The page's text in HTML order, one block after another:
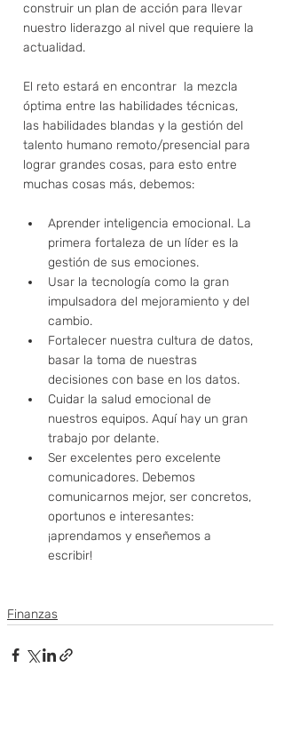
construir un plan de acción para llevar
nuestro liderazgo al nivel que requiere la
actualidad.
El reto estará en encontrar  la mezcla
óptima entre las habilidades técnicas,
las habilidades blandas y la gestión del
talento humano remoto/presencial para
lograr grandes cosas, para esto entre
muchas cosas más, debemos:
Aprender inteligencia emocional. La
primera fortaleza de un líder es la
gestión de sus emociones.
Usar la tecnología como la gran
impulsadora del mejoramiento y del
cambio.
Fortalecer nuestra cultura de datos,
basar la toma de nuestras
decisiones con base en los datos.
Cuidar la salud emocional de
nuestros equipos. Aquí hay un gran
trabajo por delante.
Ser excelentes pero excelente
comunicadores. Debemos
comunicarnos mejor, ser concretos,
oportunos e interesantes:
¡aprendamos y enseñemos a
escribir!
Finanzas